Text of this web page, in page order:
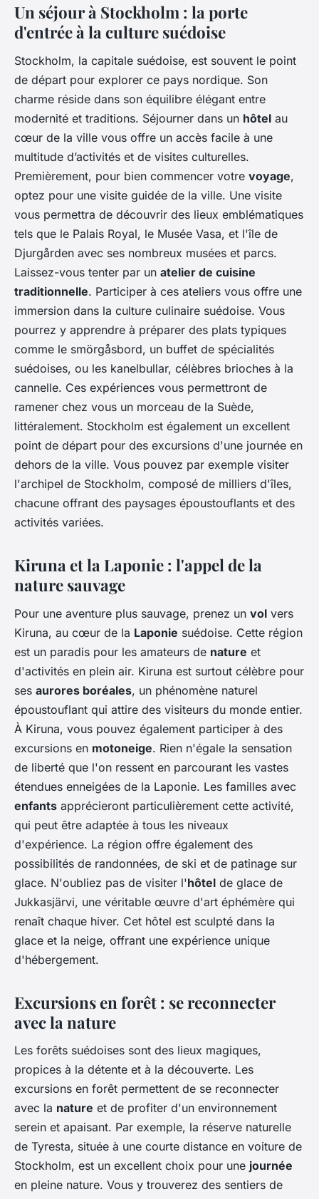
Un séjour à Stockholm : la porte
d'entrée à la culture suédoise
Stockholm, la capitale suédoise, est souvent le point
de départ pour explorer ce pays nordique. Son
charme réside dans son équilibre élégant entre
modernité et traditions. Séjourner dans un hôtel au
cœur de la ville vous offre un accès facile à une
multitude d’activités et de visites culturelles.
Premièrement, pour bien commencer votre voyage,
optez pour une visite guidée de la ville. Une visite
vous permettra de découvrir des lieux emblématiques
tels que le Palais Royal, le Musée Vasa, et l'île de
Djurgården avec ses nombreux musées et parcs.
Laissez-vous tenter par un atelier de cuisine
traditionnelle. Participer à ces ateliers vous offre une
immersion dans la culture culinaire suédoise. Vous
pourrez y apprendre à préparer des plats typiques
comme le smörgåsbord, un buffet de spécialités
suédoises, ou les kanelbullar, célèbres brioches à la
cannelle. Ces expériences vous permettront de
ramener chez vous un morceau de la Suède,
littéralement. Stockholm est également un excellent
point de départ pour des excursions d'une journée en
dehors de la ville. Vous pouvez par exemple visiter
l'archipel de Stockholm, composé de milliers d'îles,
chacune offrant des paysages époustouflants et des
activités variées.
Kiruna et la Laponie : l'appel de la
nature sauvage
Pour une aventure plus sauvage, prenez un vol vers
Kiruna, au cœur de la Laponie suédoise. Cette région
est un paradis pour les amateurs de nature et
d'activités en plein air. Kiruna est surtout célèbre pour
ses aurores boréales, un phénomène naturel
époustouflant qui attire des visiteurs du monde entier.
À Kiruna, vous pouvez également participer à des
excursions en motoneige. Rien n'égale la sensation
de liberté que l'on ressent en parcourant les vastes
étendues enneigées de la Laponie. Les familles avec
enfants apprécieront particulièrement cette activité,
qui peut être adaptée à tous les niveaux
d'expérience. La région offre également des
possibilités de randonnées, de ski et de patinage sur
glace. N'oubliez pas de visiter l'hôtel de glace de
Jukkasjärvi, une véritable œuvre d'art éphémère qui
renaît chaque hiver. Cet hôtel est sculpté dans la
glace et la neige, offrant une expérience unique
d'hébergement.
Excursions en forêt : se reconnecter
avec la nature
Les forêts suédoises sont des lieux magiques,
propices à la détente et à la découverte. Les
excursions en forêt permettent de se reconnecter
avec la nature et de profiter d'un environnement
serein et apaisant. Par exemple, la réserve naturelle
de Tyresta, située à une courte distance en voiture de
Stockholm, est un excellent choix pour une journée
en pleine nature. Vous y trouverez des sentiers de